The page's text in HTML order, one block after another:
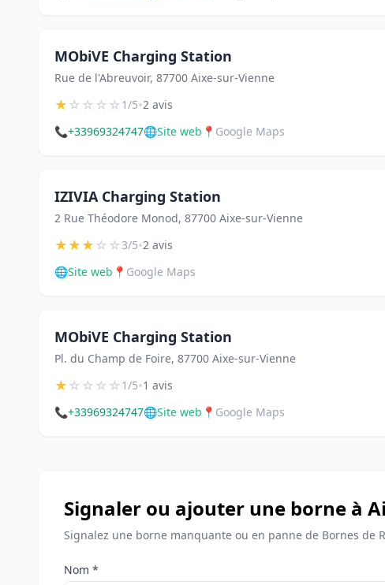
MObiVE Charging Station
Rue de l'Abreuvoir, 87700 Aixe-sur-Vienne
★☆☆☆☆1/5•2 avis
📞+33969324747🌐Site web 📍 Google Maps
IZIVIA Charging Station
2 Rue Théodore Monod, 87700 Aixe-sur-Vienne
★★★☆☆3/5•2 avis
🌐Site web 📍 Google Maps
MObiVE Charging Station
Pl. du Champ de Foire, 87700 Aixe-sur-Vienne
★☆☆☆☆1/5•1 avis
📞+33969324747🌐Site web 📍 Google Maps
Signaler ou ajouter une borne à
Signalez une borne manquante ou en panne de Bornes de
Nom *